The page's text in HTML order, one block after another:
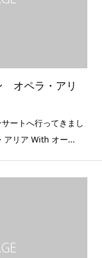
オペラ・アリ
ートへ行ってきまし
アリア With オー...